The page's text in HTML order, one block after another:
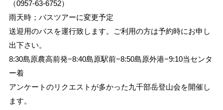
（0957-63-6752）
雨天時；バスツアーに変更予定
送迎用のバスを運行致します。ご利用の方は予約時にお申し
出下さい。
8:30島原農高前発−8:40島原駅前−8:50島原外港−9:10当センタ
ー着
アンケートのリクエストが多かった九千部岳登山会を開催し
ます。